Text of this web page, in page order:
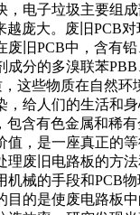
，电子垃圾主要组
越庞大。废旧PCB
废旧PCB中，含有
成分的多溴联苯
这些物质在自然环
，给人们的生活和
包含有色金属和稀
值，是一座真正的
理废旧电路板的方法
机械的手段和PCB
目的是使废电路板